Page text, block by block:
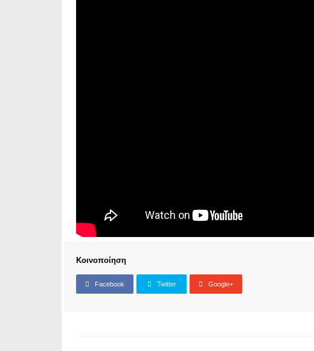
Κοινοποίηση
Facebook Twitter Google+